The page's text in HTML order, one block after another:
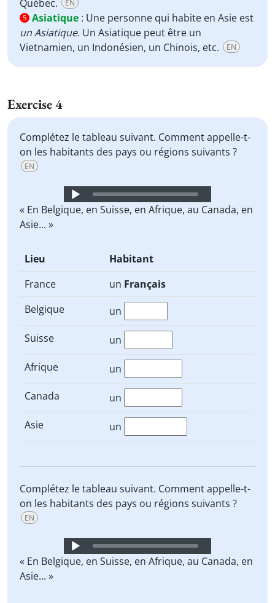
Québec. EN
5 Asiatique : Une personne qui habite en Asie est
un Asiatique. Un Asiatique peut être un
Vietnamien, un Indonésien, un Chinois, etc.
EN
Exercise 4
Complétez le tableau suivant. Comment appelle-t-
on les habitants des pays ou régions suivants ?
EN
Audio
Player
« En Belgique, en Suisse, en Afrique, au Canada, en
Asie... »
Lieu
Habitant
France
un Français
Belgique
un
Suisse
un
Afrique
un
Canada
un
Asie
un
Complétez le tableau suivant. Comment appelle-t-
on les habitants des pays ou régions suivants ?
EN
Audio
Player
« En Belgique, en Suisse, en Afrique, au Canada, en
Asie... »